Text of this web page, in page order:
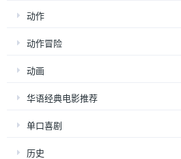
动作
动作冒险
动画
华语经典电影推荐
单口喜剧
历史